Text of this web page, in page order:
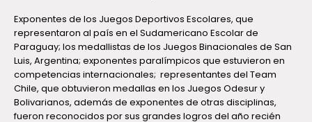
Exponentes de los Juegos Deportivos Escolares, que
representaron al país en el Sudamericano Escolar de
Paraguay; los medallistas de los Juegos Binacionales de San
Luis, Argentina; exponentes paralímpicos que estuvieron en
competencias internacionales; representantes del Team
Chile, que obtuvieron medallas en los Juegos Odesur y
Bolivarianos, además de exponentes de otras disciplinas,
fueron reconocidos por sus grandes logros del año recién